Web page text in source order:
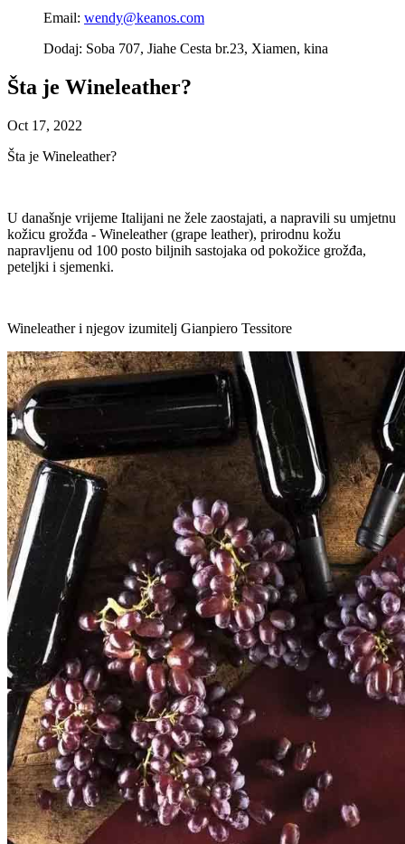
Email: wendy@keanos.com
Dodaj: Soba 707, Jiahe Cesta br.23, Xiamen, kina
Šta je Wineleather?
Oct 17, 2022
Šta je Wineleather?
U današnje vrijeme Italijani ne žele zaostajati, a napravili su umjetnu
kožicu grožđa - Wineleather (grape leather), prirodnu kožu
napravljenu od 100 posto biljnih sastojaka od pokožice grožđa,
peteljki i sjemenki.
Wineleather i njegov izumitelj Gianpiero Tessitore